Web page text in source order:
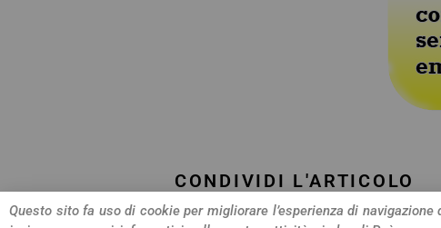
CONDIVIDI L'ARTICOLO
Questo sito fa uso di cookie per migliorare l’esperienza di